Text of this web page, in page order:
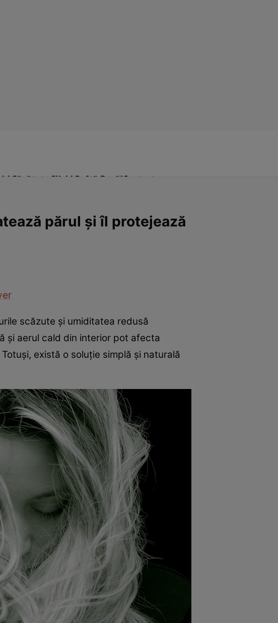
Sănătate Click! Poftă Bună!Contact
părul și îl protejează
scăzute și umiditatea redusă
și aerul cald din interior pot afecta
există o soluție simplă și naturală